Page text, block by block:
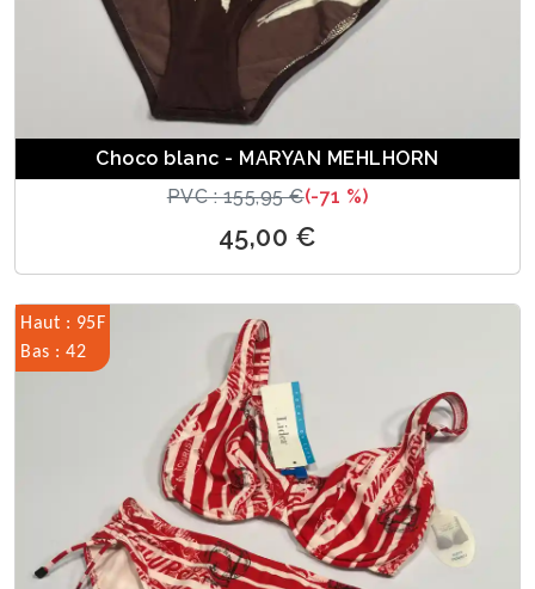
Choco blanc - MARYAN MEHLHORN
PVC : 155,95 €(-71 %)
45,00 €
Haut : 95F
Bas : 42